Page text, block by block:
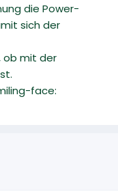
die Power-
sich der
ob mit der
face: